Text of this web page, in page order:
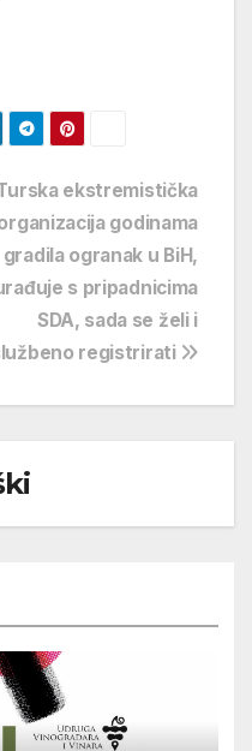
ekstremistička
godinama
gradila ogranak u BiH,
s pripadnicima
SDA, sada se želi i
registrirati